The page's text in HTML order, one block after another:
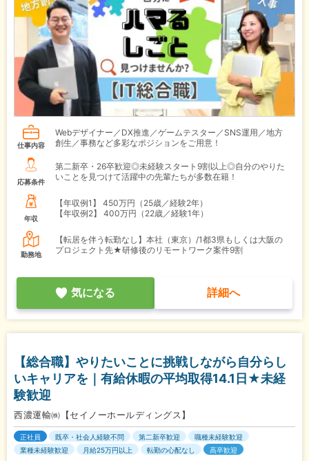
仕事内容
Webデザイナー／DX推進／ゲームテスター／SNS運用／地方
創生／事務など多彩なポジションをご用意！
応募条件
第二新卒・26卒歓迎◎未経験スタート9割以上◎自分のやりた
いことを見つけて活躍中の先輩たちが多数在籍！
年収
【年収例1】
450万円（25歳／経験2年）
【年収例2】
400万円（22歳／経験1年）
勤務地
【転居を伴う転勤なし】本社（東京）/1都3県もしくは大阪の
プロジェクト先★研修後のリモートワーク案件9割
気になる 詳細へ
【総合職】やりたいことに挑戦しながら自分らし
いキャリアを｜有給休暇の平均取得14.1日★未経
験歓迎
西濃運輸㈱【セイノーホールディングス】
正社員 既卒・社会人経験不問 第二新卒歓迎
職種未経験歓迎
業種未経験歓迎
月給25万円以上 転勤の心配なし 高卒歓迎